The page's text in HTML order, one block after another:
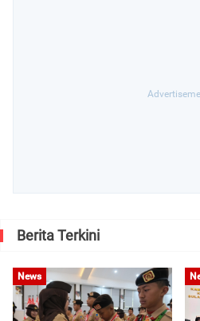
Berita Terkini
News